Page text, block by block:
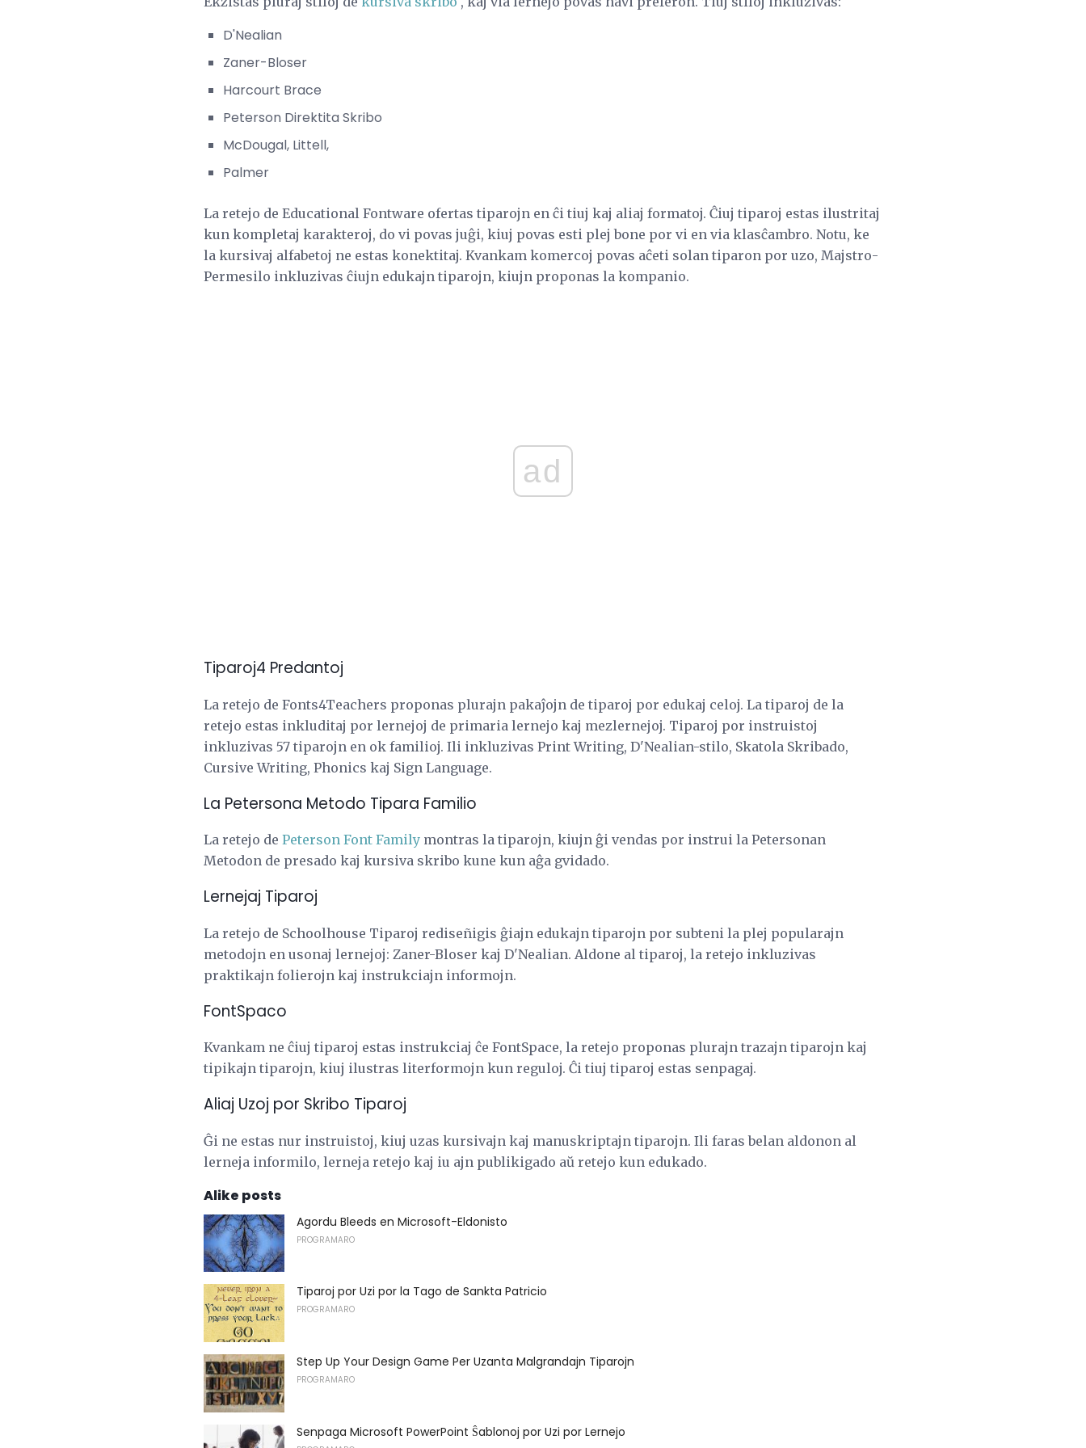
D'Nealian
Zaner-Bloser
Harcourt Brace
Peterson Direktita Skribo
McDougal, Littell,
Palmer
La retejo de Educational Fontware ofertas tiparojn en ĉi tiuj kaj aliaj formatoj. Ĉiuj tiparoj estas ilustritaj
kun kompletaj karakteroj, do vi povas juĝi, kiuj povas esti plej bone por vi en via klasĉambro. Notu, ke
la kursivaj alfabetoj ne estas konektitaj. Kvankam komercoj povas aĉeti solan tiparon por uzo, Majstro-
Permesilo inkluzivas ĉiujn edukajn tiparojn, kiujn proponas la kompanio.
ad
Tiparoj4 Predantoj
La retejo de Fonts4Teachers proponas plurajn pakaĵojn de tiparoj por edukaj celoj. La tiparoj de la
retejo estas inkluditaj por lernejoj de primaria lernejo kaj mezlernejoj. Tiparoj por instruistoj
inkluzivas 57 tiparojn en ok familioj. Ili inkluzivas Print Writing, D'Nealian-stilo, Skatola Skribado,
Cursive Writing, Phonics kaj Sign Language.
La Petersona Metodo Tipara Familio
La retejo de Peterson Font Family montras la tiparojn, kiujn ĝi vendas por instrui la Petersonan
Metodon de presado kaj kursiva skribo kune kun aĝa gvidado.
Lernejaj Tiparoj
La retejo de Schoolhouse Tiparoj rediseñigis ĝiajn edukajn tiparojn por subteni la plej popularajn
metodojn en usonaj lernejoj: Zaner-Bloser kaj D'Nealian. Aldone al tiparoj, la retejo inkluzivas
praktikajn folierojn kaj instrukciajn informojn.
FontSpaco
Kvankam ne ĉiuj tiparoj estas instrukciaj ĉe FontSpace, la retejo proponas plurajn trazajn tiparojn kaj
tipikajn tiparojn, kiuj ilustras literformojn kun reguloj. Ĉi tiuj tiparoj estas senpagaj.
Aliaj Uzoj por Skribo Tiparoj
Ĝi ne estas nur instruistoj, kiuj uzas kursivajn kaj manuskriptajn tiparojn. Ili faras belan aldonon al
lerneja informilo, lerneja retejo kaj iu ajn publikigado aŭ retejo kun edukado.
Alike posts
Agordu Bleeds en Microsoft-Eldonisto
PROGRAMARO
Tiparoj por Uzi por la Tago de Sankta Patricio
PROGRAMARO
Step Up Your Design Game Per Uzanta Malgrandajn Tiparojn
PROGRAMARO
Senpaga Microsoft PowerPoint Ŝablonoj por Uzi por Lernejo